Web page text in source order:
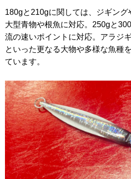
180gと210gに関しては、ジギン
大型青物や根魚に対応。250gと
流の速いポイントに対応。アラジ
といった更なる大物や多様な魚種
ています。